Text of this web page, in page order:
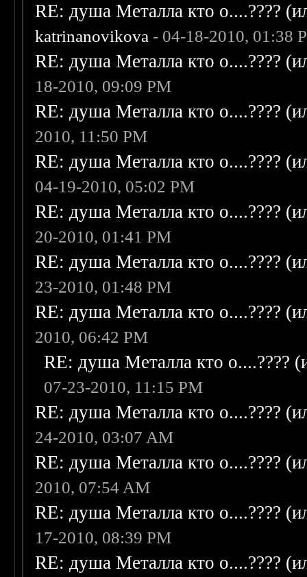
RE: душа Металла кто о....????
katrinanovikova - 04-18-2010, 01:38
RE: душа Металла кто о....????
18-2010, 09:09 PM
RE: душа Металла кто о....????
2010, 11:50 PM
RE: душа Металла кто о....????
04-19-2010, 05:02 PM
RE: душа Металла кто о....????
20-2010, 01:41 PM
RE: душа Металла кто о....????
23-2010, 01:48 PM
RE: душа Металла кто о....????
2010, 06:42 PM
RE: душа Металла кто о....????
07-23-2010, 11:15 PM
RE: душа Металла кто о....????
24-2010, 03:07 AM
RE: душа Металла кто о....????
2010, 07:54 AM
RE: душа Металла кто о....????
17-2010, 08:39 PM
RE: душа Металла кто о....????